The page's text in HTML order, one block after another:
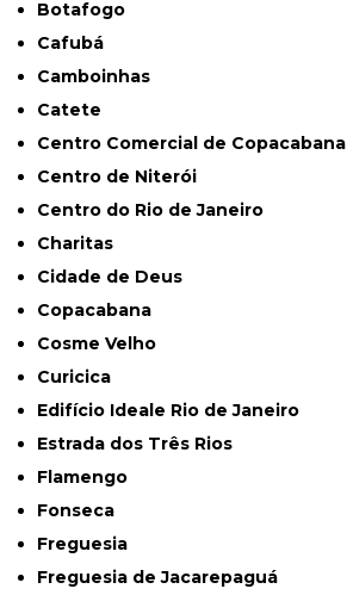
Botafogo
Cafubá
Camboinhas
Catete
Centro Comercial de Copacabana
Centro de Niterói
Centro do Rio de Janeiro
Charitas
Cidade de Deus
Copacabana
Cosme Velho
Curicica
Edifício Ideale Rio de Janeiro
Estrada dos Três Rios
Flamengo
Fonseca
Freguesia
Freguesia de Jacarepaguá